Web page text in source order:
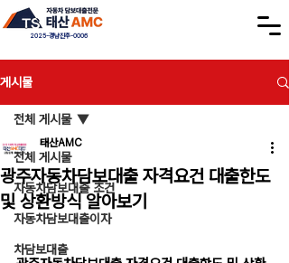
2025-경남진주-0006
게시물
전체 게시물
자동차담보대출 조건
자동차담보대출이자
차담보대출
전체 게시물
광주자동차담보대출 자격요건 대출한도
및 상환방식 알아보기
태산AMC